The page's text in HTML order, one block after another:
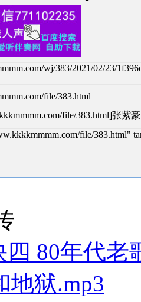
wj/383/2021/02/23/
file/383.html
file/383.html]张紫
file/383.html"
80年代老
地狱.mp3